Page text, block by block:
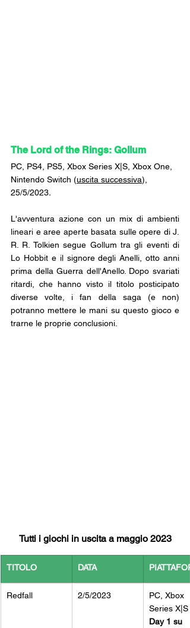
The Lord of the Rings: Gollum
PC, PS4, PS5, Xbox Series X|S, Xbox One,
Nintendo Switch (uscita successiva),
25/5/2023.
L'avventura azione con un mix di ambienti
lineari e aree aperte basata sulle opere di J.
R. R. Tolkien segue Gollum tra gli eventi di
Lo Hobbit e il signore degli Anelli, otto anni
prima della Guerra dell'Anello. Dopo svariati
ritardi, che hanno visto il titolo posticipato
diverse volte, i fan della saga (e non)
potranno mettere le mani su questo gioco e
trarne le proprie conclusioni.
Tutti i giochi in uscita a maggio 2023
TITOLO DATA
Redfall 2/5/2023
PC, Xbox
Series X|S
Day 1 su